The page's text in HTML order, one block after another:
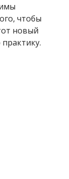
чтобы
новый